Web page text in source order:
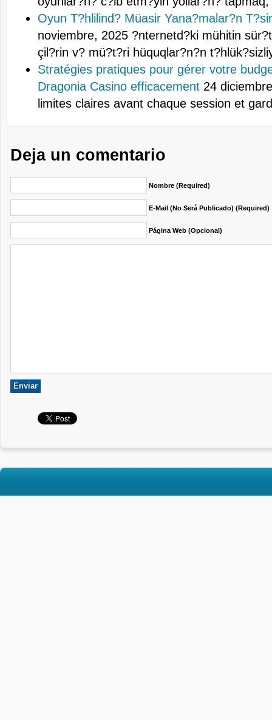
Oyun T?hlilind? Müasir Yana?malar?n
noviembre, 2025 ?nternetd?ki mühitin
çil?rin v? mü?t?ri hüquqlar?n?n
Stratégies pratiques pour gérer votre
Dragonia Casino efficacement 24
limites claires avant chaque session et
Deja un comentario
Nombre (required)
E-Mail (no Será Publicado) (required)
Página Web (opcional)